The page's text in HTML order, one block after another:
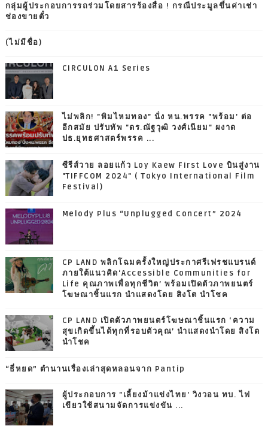
กลุ่มผู้ประกอบการรถร่วมโดยสารร้องสื่อ ! กรณีประมูลขึ้นค่าเช่า
ช่องขายตั๋ว
(ไม่มีชื่อ)
CIRCULON A1 Series
ไม่พลิก! "พิมไหมทอง" นั่ง หน.พรรค "พร้อม' ต่อ
อีกสมัย ปรับทัพ "ดร.ณัฐวุฒิ วงศ์เนียม" ผงาด
ปธ.ยุทธศาสตร์พรรค ...
ซีรีส์วาย ลอยแก้ว Loy Kaew First Love บินสู่งาน
"TIFFCOM 2024" ( Tokyo International Film
Festival)
Melody Plus “Unplugged Concert” 2024
CP LAND พลิกโฉมครั้งใหญ่ประกาศรีเฟรชแบรนด์
ภายใต้แนวคิด‘Accessible Communities for
Life คุณภาพเพื่อทุกชีวิต’ พร้อมเปิดตัวภาพยนตร์
โฆษณาชิ้นแรก นำแสดงโดย สิงโต นำโชค
CP LAND เปิดตัวภาพยนตร์โฆษณาชิ้นแรก ‘ความ
สุขเกิดขึ้นได้ทุกที่รอบตัวคุณ’ นำแสดงนำโดย สิงโต
นำโชค
“ธี่หยด” ตำนานเรื่องเล่าสุดหลอนจาก Pantip
ผู้ประกอบการ "เลี้ยงม้าแข่งไทย' วิงวอน ทบ. ไฟ
เขียวใช้สนามจัดการแข่งขัน ...